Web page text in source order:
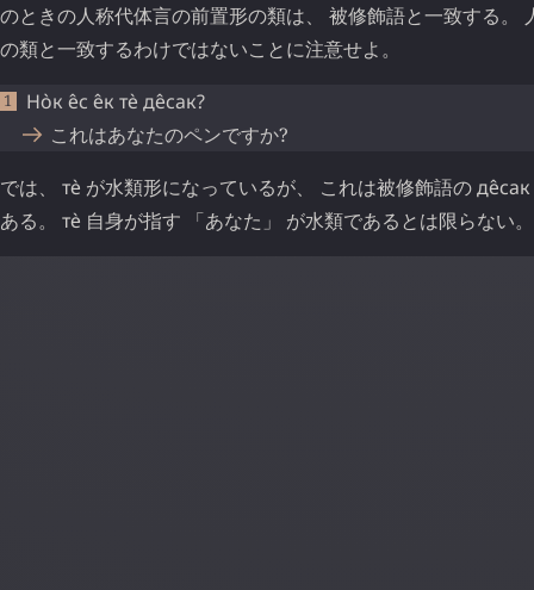
のときの人称代体言の前置形の類は、 被修飾語と一致する。
の類と一致するわけではないことに注意せよ。
Но̀к е̂с е̂к тѐ де̂сак?
これはあなたのペンですか?
では、 тѐ が水類形になっているが、 これは被修飾語のде̂сак
ある。 тѐ 自身が指す 「あなた」 が水類であるとは限らない。